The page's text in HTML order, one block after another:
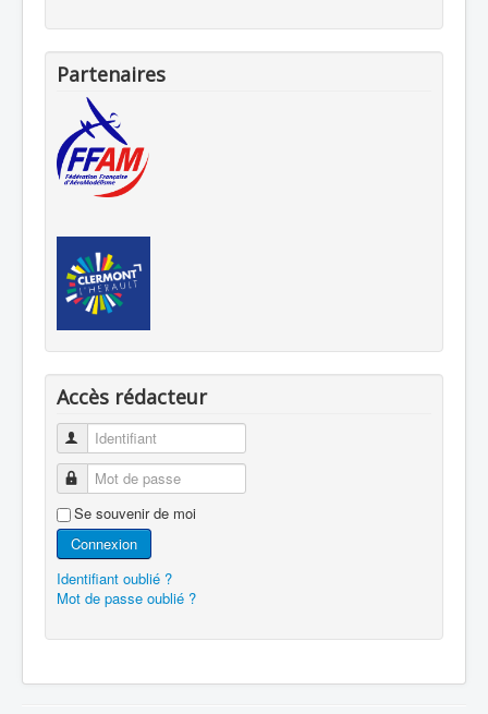
Partenaires
Accès rédacteur
Identifiant
Mot de passe
Se souvenir de moi
Connexion
Identifiant oublié ?
Mot de passe oublié ?